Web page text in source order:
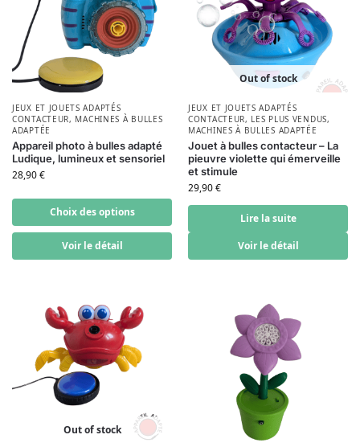
JEUX ET JOUETS ADAPTÉS
CONTACTEUR, MACHINES À BULLES
ADAPTÉE
Appareil photo à bulles adapté
Ludique, lumineux et sensoriel
28,90€
Choix des options
Voir le détail
Out of stock
JEUX ET JOUETS ADAPTÉS
CONTACTEUR, LES PLUS VENDUS,
MACHINES À BULLES ADAPTÉE
Jouet à bulles contacteur – La
pieuvre violette qui émerveille
et stimule
29,90€
Lire la suite
Voir le détail
Out of stock